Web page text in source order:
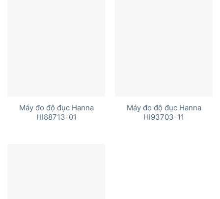
Máy đo độ đục Hanna
HI88713-01
Máy đo độ đục Hanna
HI93703-11